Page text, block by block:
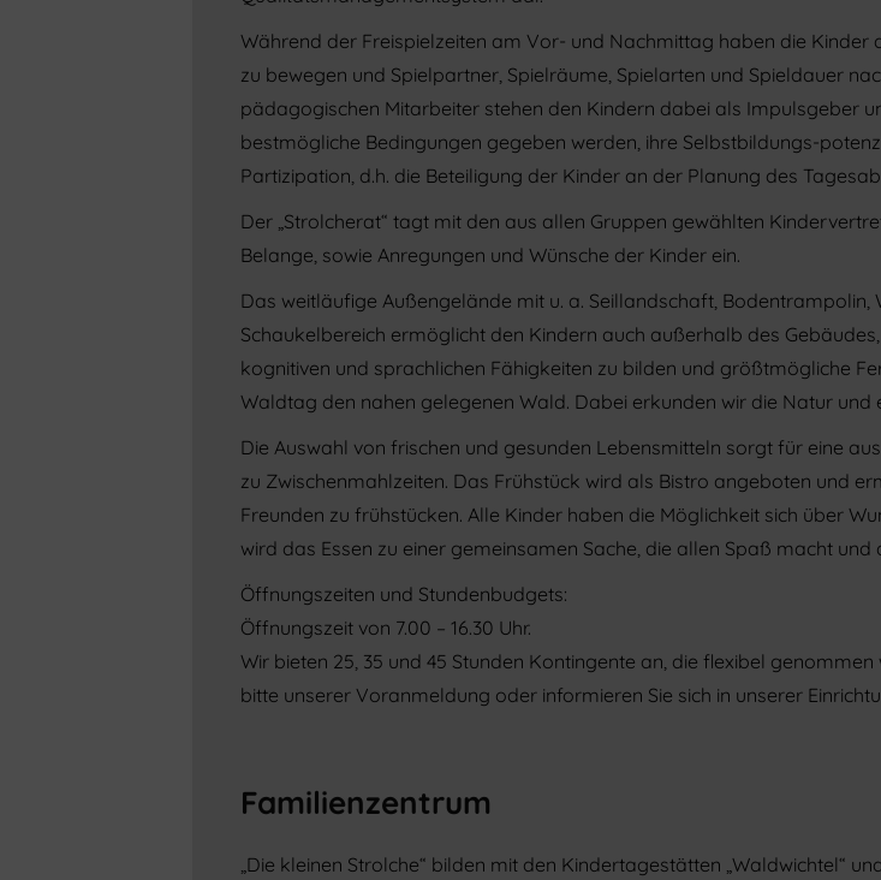
Während der Freispielzeiten am Vor- und Nachmittag haben die
zu bewegen und Spielpartner, Spielräume, Spielarten und Spieldauer
pädagogischen Mitarbeiter stehen den Kindern dabei als Impulsgeber
bestmögliche Bedingungen gegeben werden, ihre Selbstbildungs-
Partizipation, d.h. die Beteiligung der Kinder an der Planung des
Der „Strolcherat“ tagt mit den aus allen Gruppen gewählten
Belange, sowie Anregungen und Wünsche der Kinder ein.
Das weitläufige Außengelände mit u. a. Seillandschaft, Bodentrampolin,
Schaukelbereich ermöglicht den Kindern auch außerhalb des
kognitiven und sprachlichen Fähigkeiten zu bilden und größtmögliche
Waldtag den nahen gelegenen Wald. Dabei erkunden wir die Natur und
Die Auswahl von frischen und gesunden Lebensmitteln sorgt für eine
zu Zwischenmahlzeiten. Das Frühstück wird als Bistro angeboten und
Freunden zu frühstücken. Alle Kinder haben die Möglichkeit sich über
wird das Essen zu einer gemeinsamen Sache, die allen Spaß macht und
Öffnungszeiten und Stundenbudgets:
Öffnungszeit von 7.00 – 16.30 Uhr.
Wir bieten 25, 35 und 45 Stunden Kontingente an, die flexibel
bitte unserer Voranmeldung oder informieren Sie sich in unserer
Familienzentrum
„Die kleinen Strolche“ bilden mit den Kindertagestätten „Waldwichtel“